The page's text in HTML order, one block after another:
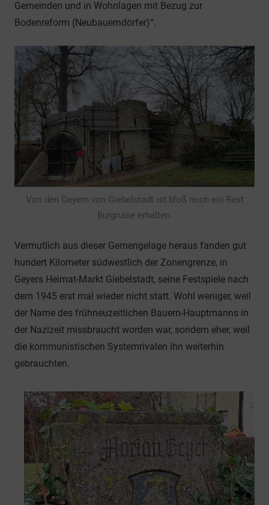
Gemeinden und in Wohnlagen mit Bezug zur
Bodenreform (Neubauerndörfer)“.
Von den Geyern von Giebelstadt ist bloß noch ein Rest
Burgruine erhalten.
Vermutlich aus dieser Gemengelage heraus fanden gut
hundert Kilometer südwestlich der Zonengrenze, in
Geyers Heimat-Markt Giebelstadt, seine Festspiele nach
dem 1945 erst mal wieder nicht statt. Wohl weniger, weil
der Name des frühneuzeitlichen Bauern-Hauptmanns in
der Nazizeit missbraucht worden war, sondern eher, weil
die kommunistischen Systemrivalen ihn weiterhin
gebrauchten.